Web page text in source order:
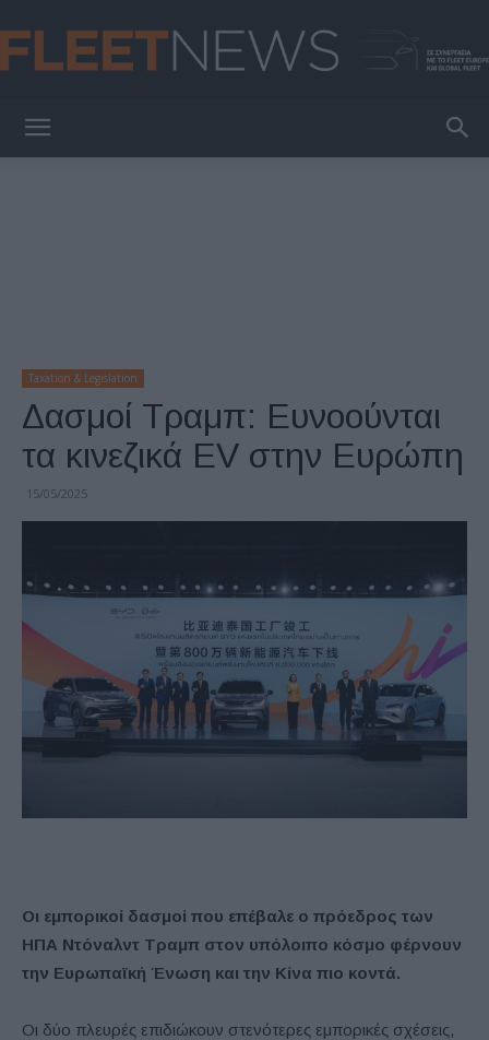
Taxation & Legislation
Δασμοί Τραμπ: Ευνοούνται
τα κινεζικά EV στην Ευρώπη
15/05/2025
Οι εμπορικοί δασμοί που επέβαλε ο πρόεδρος των
ΗΠΑ Ντόναλντ Τραμπ στον υπόλοιπο κόσμο φέρνουν
την Ευρωπαϊκή Ένωση και την Κίνα πιο κοντά.
Οι δύο πλευρές επιδιώκουν στενότερες εμπορικές σχέσεις,